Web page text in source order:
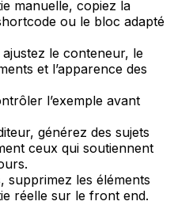
manuelle, copiez la
ou le bloc adapté
ajustez le conteneur, le
et l’apparence des
l’exemple avant
générez des sujets
ceux qui soutiennent
, supprimez les éléments
réelle sur le front end.